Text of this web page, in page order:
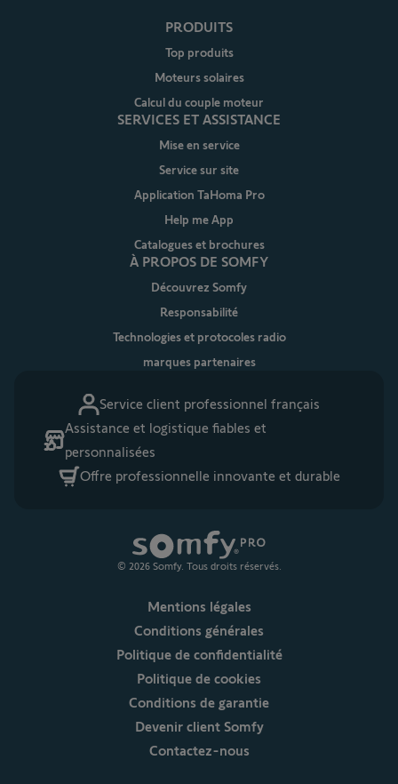
© 2026 Somfy. Tous droits réservés.
Service client professionnel français
Assistance et logistique fiables et
personnalisées
Offre professionnelle innovante et durable
PRODUITS
Top produits
Moteurs solaires
Calcul du couple moteur
SERVICES ET ASSISTANCE
Mise en service
Service sur site
Application TaHoma Pro
Help me App
Catalogues et brochures
À PROPOS DE SOMFY
Découvrez Somfy
Responsabilité
Technologies et protocoles radio
marques partenaires
Mentions légales
Conditions générales
Politique de confidentialité
Politique de cookies
Conditions de garantie
Devenir client Somfy
Contactez-nous